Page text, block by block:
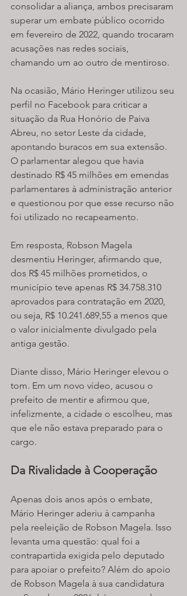
consolidar a aliança, ambos precisaram
superar um embate público ocorrido
em fevereiro de 2022, quando trocaram
acusações nas redes sociais,
chamando um ao outro de mentiroso.
Na ocasião, Mário Heringer utilizou seu
perfil no Facebook para criticar a
situação da Rua Honório de Paiva
Abreu, no setor Leste da cidade,
apontando buracos em sua extensão.
O parlamentar alegou que havia
destinado R$ 45 milhões em emendas
parlamentares à administração anterior
e questionou por que esse recurso não
foi utilizado no recapeamento.
Em resposta, Robson Magela
desmentiu Heringer, afirmando que,
dos R$ 45 milhões prometidos, o
município teve apenas R$ 34.758.310
aprovados para contratação em 2020,
ou seja, R$ 10.241.689,55 a menos que
o valor inicialmente divulgado pela
antiga gestão.
Diante disso, Mário Heringer elevou o
tom. Em um novo vídeo, acusou o
prefeito de mentir e afirmou que,
infelizmente, a cidade o escolheu, mas
que ele não estava preparado para o
cargo.
Da Rivalidade à Cooperação
Apenas dois anos após o embate,
Mário Heringer aderiu à campanha
pela reeleição de Robson Magela. Isso
levanta uma questão: qual foi a
contrapartida exigida pelo deputado
para apoiar o prefeito? Além do apoio
de Robson Magela à sua candidatura